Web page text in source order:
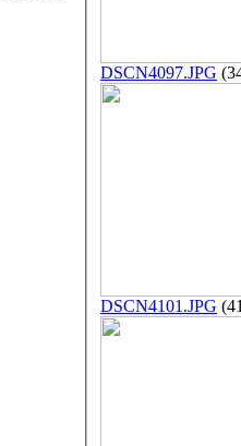
DSCN4097.JPG
DSCN4101.JPG